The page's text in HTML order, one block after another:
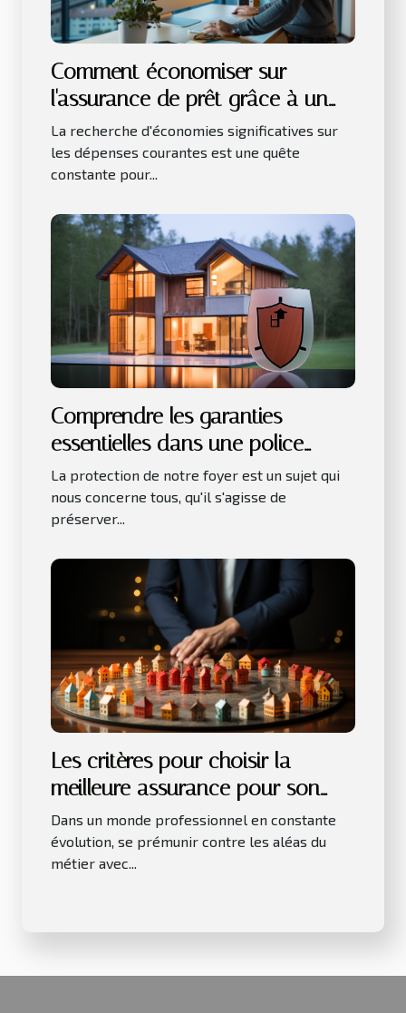
Comment économiser sur
l'assurance de prêt grâce à un
courtier en ligne
La recherche d'économies significatives sur
les dépenses courantes est une quête
constante pour...
Comprendre les garanties
essentielles dans une police
d'assurance habitation
La protection de notre foyer est un sujet qui
nous concerne tous, qu'il s'agisse de
préserver...
Les critères pour choisir la
meilleure assurance pour son
activité professionnelle
Dans un monde professionnel en constante
évolution, se prémunir contre les aléas du
métier avec...